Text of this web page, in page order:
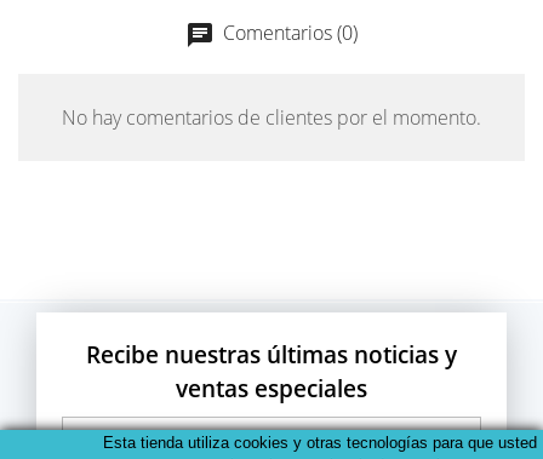
chat Comentarios (0)
No hay comentarios de clientes por el momento.
Recibe nuestras últimas noticias y
ventas especiales
Esta tienda utiliza cookies y otras tecnologías para que usted